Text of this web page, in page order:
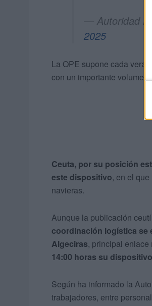
— Autoridad
2025
La OPE supone cada
con un importante volumen
Ceuta, por su posición
este dispositivo, en el
navieras.
Aunque la publicación
coordinación logística se
Algeciras, principal enlace
14:00 horas su
Según ha informado la
trabajadores, entre